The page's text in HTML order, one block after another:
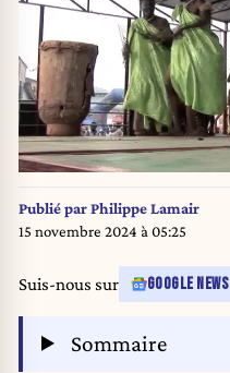
Publié parPhilippe Lamair
15 novembre 2024 à 05:25
Suis-nous sur GOOGLE NEWS
Sommaire